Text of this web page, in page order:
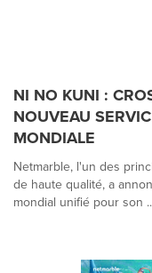
NI NO KUNI :
NOUVEAU
MONDIALE
Netmarble, l'un des
de haute qualité, a
mondial unifié pour son